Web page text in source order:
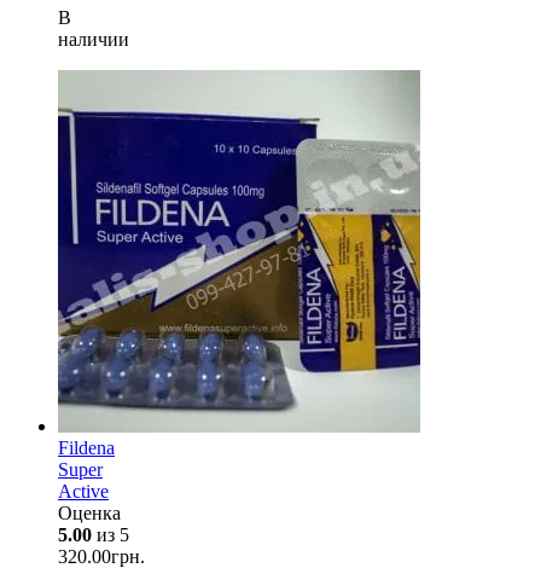
В
наличии
Fildena
Super
Active
Оценка
5.00 из 5
320.00грн.